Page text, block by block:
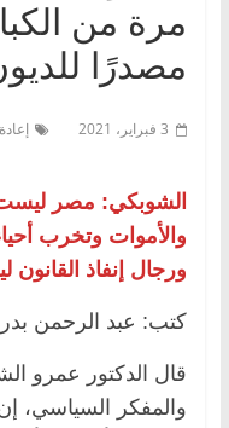
مرة من
مصدرًا
3 فبراير، 2021
الشوبكي: مصر ليست
والأموات وتخرب
ورجال إنفاذ القانون
كتب: عبد الرحمن بدر
قال الدكتور عمرو
والمفكر السياسي،